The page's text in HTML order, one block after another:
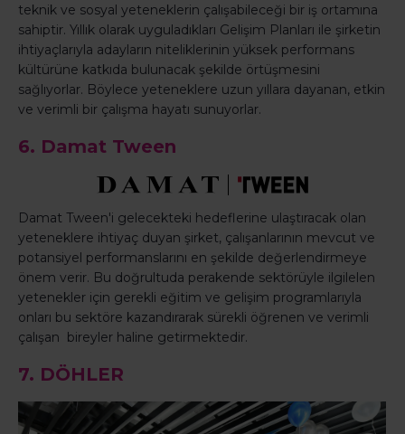
teknik ve sosyal yeteneklerin çalışabileceği bir iş ortamına
sahiptir. Yıllık olarak uyguladıkları Gelişim Planları ile şirketin
ihtiyaçlarıyla adayların niteliklerinin yüksek performans
kültürüne katkıda bulunacak şekilde örtüşmesini
sağlıyorlar. Böylece yeteneklere uzun yıllara dayanan, etkin
ve verimli bir çalışma hayatı sunuyorlar.
6. Damat Tween
Damat Tween'i gelecekteki hedeflerine ulaştıracak olan
yeteneklere ihtiyaç duyan şirket, çalışanlarının mevcut ve
potansiyel performanslarını en şekilde değerlendirmeye
önem verir. Bu doğrultuda perakende sektörüyle ilgilelen
yetenekler için gerekli eğitim ve gelişim programlarıyla
onları bu sektöre kazandırarak sürekli öğrenen ve verimli
çalışan bireyler haline getirmektedir.
7. DÖHLER